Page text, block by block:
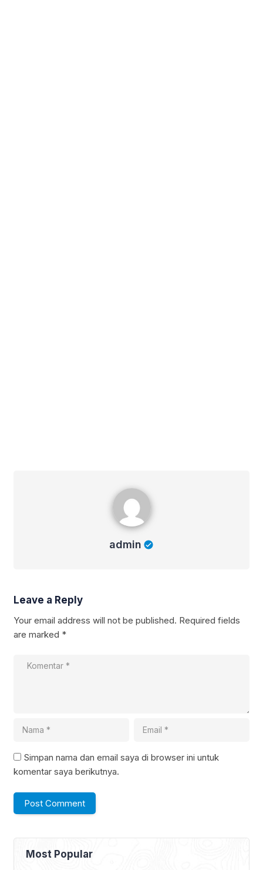
admin
Leave a Reply
Your email address will not be published. Required fields
are marked *
Simpan nama dan email saya di browser ini untuk
komentar saya berikutnya.
Most Popular